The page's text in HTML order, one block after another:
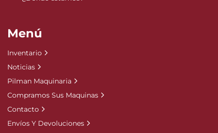
Menú
Inventario
Noticias
Pilman Maquinaria
Compramos Sus Maquinas
Contacto
Envíos Y Devoluciones